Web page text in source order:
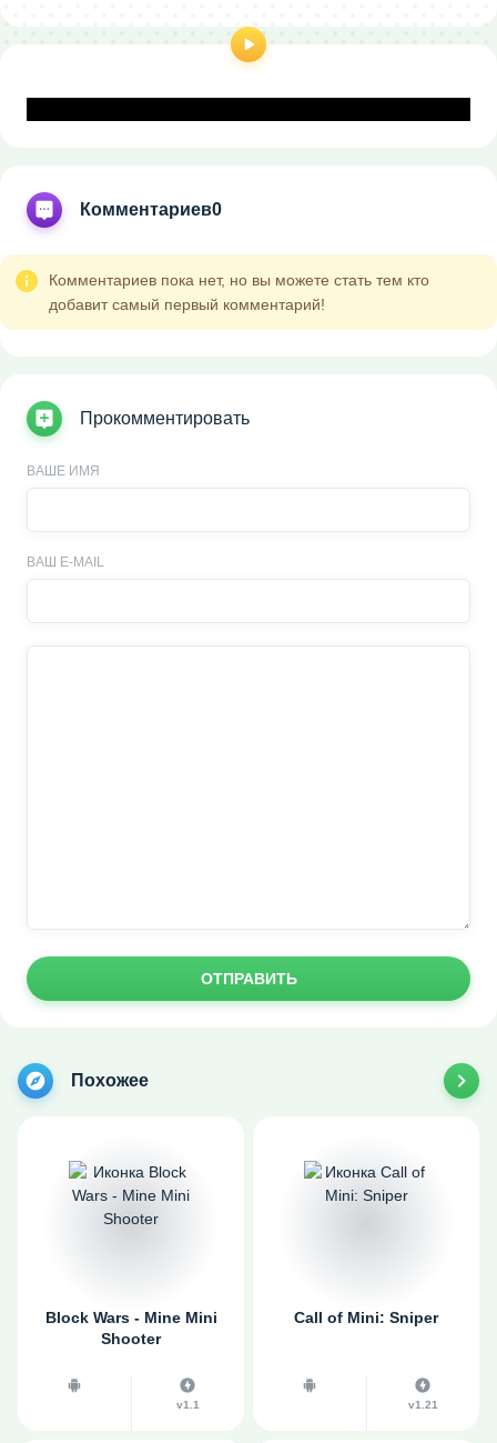
Комментариев0
Комментариев пока нет, но вы можете стать тем кто
добавит самый первый комментарий!
Прокомментировать
ВАШЕ ИМЯ
ВАШ E-MAIL
ОТПРАВИТЬ
Похожее
Block Wars - Mine Mini
Shooter
v1.1
Call of Mini: Sniper
v1.21